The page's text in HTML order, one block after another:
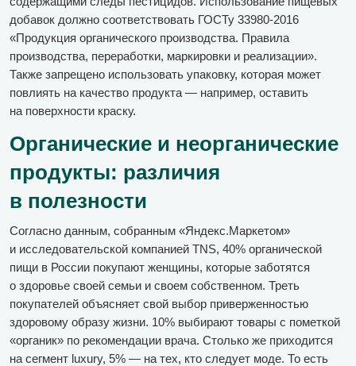
добавок должно соответствовать ГОСТу 33980-2016
«Продукция органического производства. Правила
производства, переработки, маркировки и реализации».
Также запрещено использовать упаковку, которая может
повлиять на качество продукта — например, оставить
на поверхности краску.
Органические и неорганические
продукты: различия
в полезности
Согласно данным, собранным «Яндекс.Маркетом»
и исследовательской компанией TNS, 40% органической
пищи в России покупают женщины, которые заботятся
о здоровье своей семьи и своем собственном. Треть
покупателей объясняет свой выбор приверженностью
здоровому образу жизни. 10% выбирают товары с пометкой
«органик» по рекомендации врача. Столько же приходится
на сегмент luxury, 5% — на тех, кто следует моде. То есть